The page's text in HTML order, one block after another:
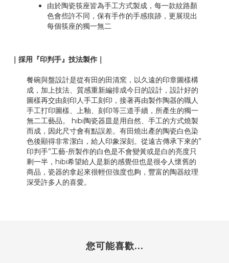
由於陶瓷筷座皆為手工方式製成，每一款紋路顏
色會些許不同，保有手作的手感痕跡，更展現出
每個筷座的獨一無二
｜採用『印判手』技法製作｜
餐碗與盤設計是從有田的田清窯，以久遠的印章圖樣構
成，加上技法、質感重新編排成今日的設計，設計好的
圖樣再交由刻印人手工刻印，接著再由製作陶器的職人
手工打印圖樣、上釉、刻印等三道手續，所產生的獨一
無二工藝品。 hibi陶瓷器皿是用自然、手工的方式燒製
而成，因此尺寸會有點誤差。有田燒出產的陶瓷白色染
色後顯得非常潔白，給人印象深刻。從遠古傳承下來的”
印判手”工藝-所製作的白色是不會變黃或是白的亮度只
剩一半，hibi希望給人是新的感覺但也是很令人懷舊的
商品，瓷器的拿起來很輕但強度也夠，豐富的陶器紋理
深受許多人的喜愛。
您可能喜歡...